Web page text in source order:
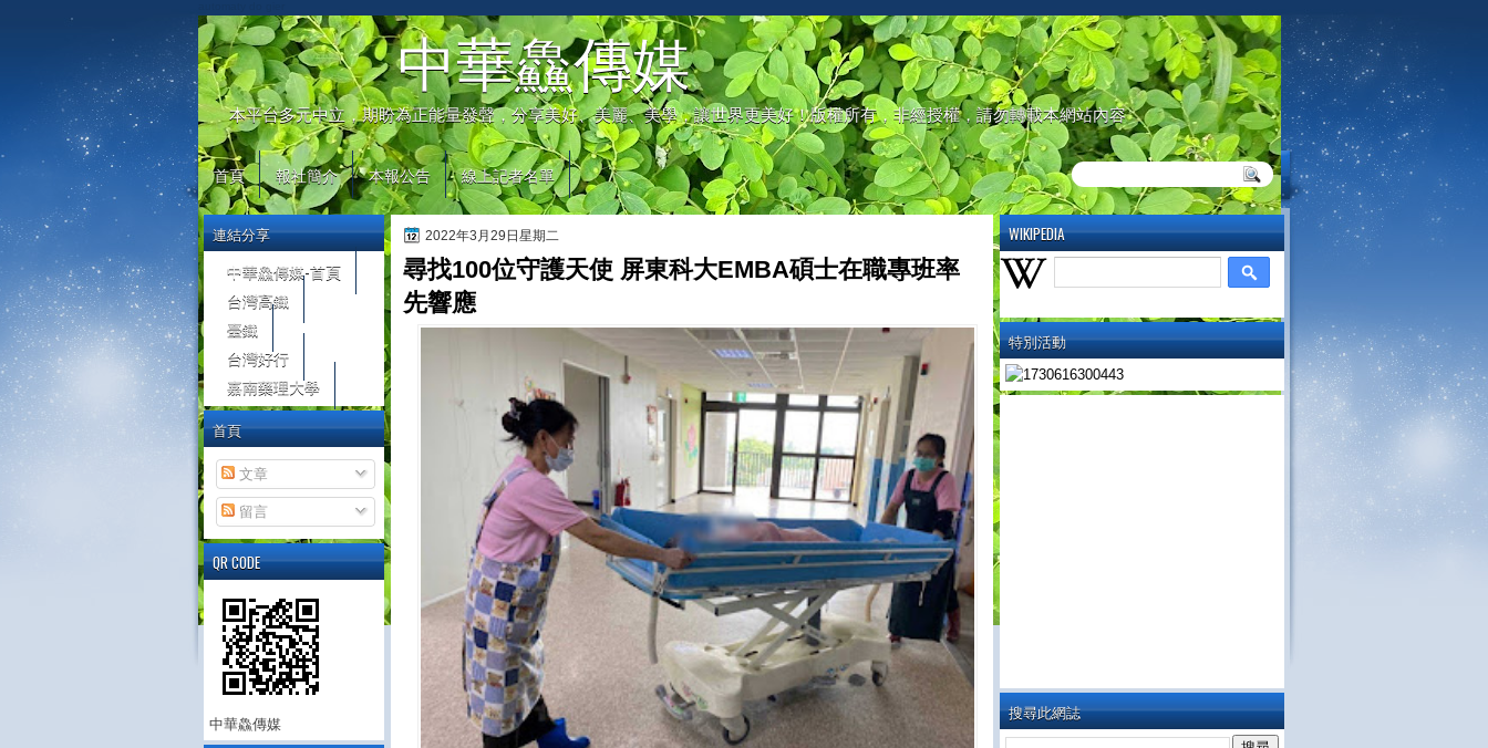
中華鱻傳媒
本平台多元中立，期盼為正能量發聲，分享美好、美麗、美學，讓世界更美好！版權所有，非經授權，請勿轉載本網站內容
首頁 報社簡介 本報公告 線上記者名單
WIKIPEDIA
特別活動
搜尋此網誌
2022年3月29日星期二
尋找100位守護天使 屏東科大EMBA碩士在職專班率
先響應
連結分享
中華鱻傳媒-首頁
台灣高鐵
臺鐵
台灣好行
嘉南藥理大學
首頁
文章
留言
QR CODE
中華鱻傳媒